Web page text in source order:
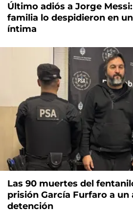
Último adiós a Jorge
familia lo despidieron en
íntima
Las 90 muertes del
prisión García Furfaro a un
detención